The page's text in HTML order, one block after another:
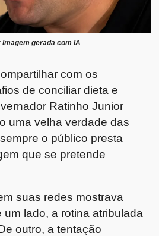
Imagem gerada com IA
com os
de conciliar dieta e
Ratinho Junior
uma velha verdade das
o público presta
que se pretende
suas redes mostrava
lado, a rotina atribulada
outro, a tentação